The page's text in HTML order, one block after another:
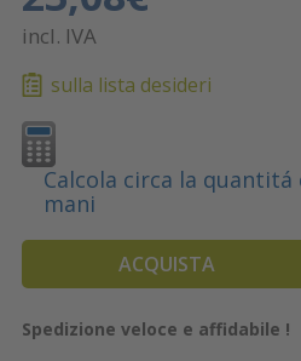
incl. IVA
sulla lista desideri
Calcola circa la
mani
ACQUISTA
Spedizione veloce e affidabile !